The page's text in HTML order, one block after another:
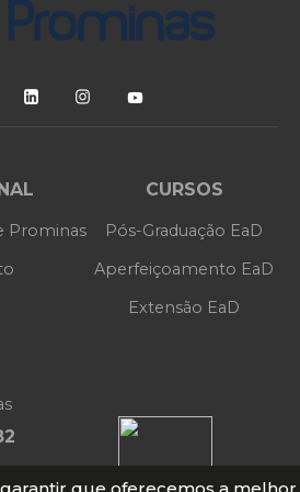
Prominas
CURSOS
Pós-Graduação EaD
Aperfeiçoamento EaD
Extensão EaD